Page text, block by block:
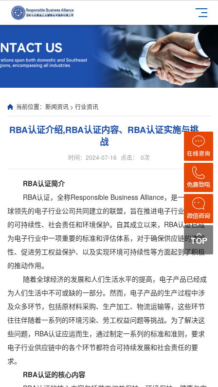
当前位置： 新闻资讯 > 行业资讯
RBA认证介绍,RBA认证内容、RBA认证实施与挑
战
时间：2024-07-16 点击： 0次
RBA认证简介
RBA认证，全称Responsible Business Alliance，是一个由全
球领先的电子行业公司共同建立的联盟，旨在推进电子行业供应链
的可持续性、社会责任和环境保护。自其成立以来，RBA认证已成
为电子行业中一项重要的标准和评估体系，对于确保供应链的透明
性、促进劳工权益保护、以及实现环境可持续性等方面起到了积极
的推动作用。
随着全球经济的发展和人们生活水平的提高，电子产品已经成
为人们生活中不可或缺的一部分。然而，电子产品的生产过程中涉
及众多环节，包括原材料采购、生产加工、物流运输等，这些环节
往往伴随着一系列的环境污染、劳工权益问题等挑战。为了解决这
些问题，RBA认证应运而生，通过制定一系列的标准和准则，要求
电子行业供应链中的各个环节都符合可持续发展和社会责任的要
求。
RBA认证的核心内容